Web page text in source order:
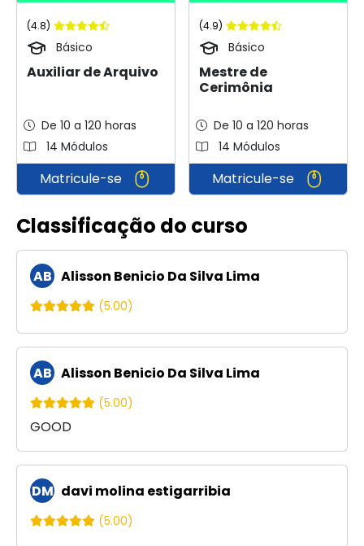
(4.8)
Básico
Auxiliar de Arquivo
De 10 a 120 horas
14 Módulos
Matricule-se
(4.9)
Básico
Mestre de
Cerimônia
De 10 a 120 horas
14 Módulos
Matricule-se
Classificação do curso
AB Alisson Benicio Da Silva Lima
(5.00)
AB Alisson Benicio Da Silva Lima
(5.00)
GOOD
DM davi molina estigarribia
(5.00)